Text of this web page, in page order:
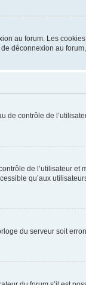
au forum. Les
déconnexion au
de contrôle de
de l’utilisateur et
qu’aux
du serveur soit